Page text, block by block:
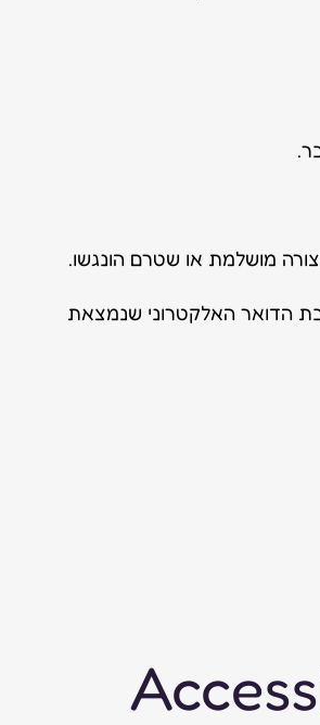
מושלמת או שטרם הונגשו.
הדואר האלקטרוני שנמצאת